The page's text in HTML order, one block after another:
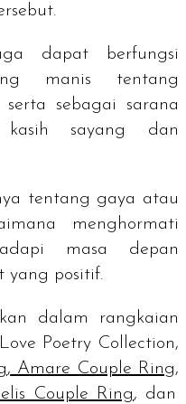
dapat berfungsi
manis tentang
sebagai sarana
kasih sayang dan
tentang gaya atau
menghormati
masa depan
yang positif.
dalam rangkaian
Poetry Collection,
, Amare Couple Ring,
Couple Ring, dan